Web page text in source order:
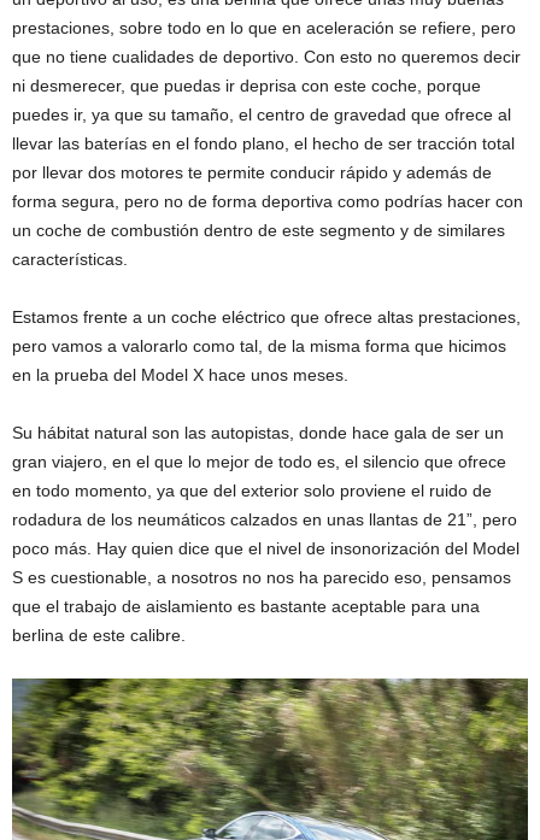
prestaciones, sobre todo en lo que en aceleración se refiere, pero
que no tiene cualidades de deportivo. Con esto no queremos decir
ni desmerecer, que puedas ir deprisa con este coche, porque
puedes ir, ya que su tamaño, el centro de gravedad que ofrece al
llevar las baterías en el fondo plano, el hecho de ser tracción total
por llevar dos motores te permite conducir rápido y además de
forma segura, pero no de forma deportiva como podrías hacer con
un coche de combustión dentro de este segmento y de similares
características.
Estamos frente a un coche eléctrico que ofrece altas prestaciones,
pero vamos a valorarlo como tal, de la misma forma que hicimos
en la prueba del Model X hace unos meses.
Su hábitat natural son las autopistas, donde hace gala de ser un
gran viajero, en el que lo mejor de todo es, el silencio que ofrece
en todo momento, ya que del exterior solo proviene el ruido de
rodadura de los neumáticos calzados en unas llantas de 21”, pero
poco más. Hay quien dice que el nivel de insonorización del Model
S es cuestionable, a nosotros no nos ha parecido eso, pensamos
que el trabajo de aislamiento es bastante aceptable para una
berlina de este calibre.